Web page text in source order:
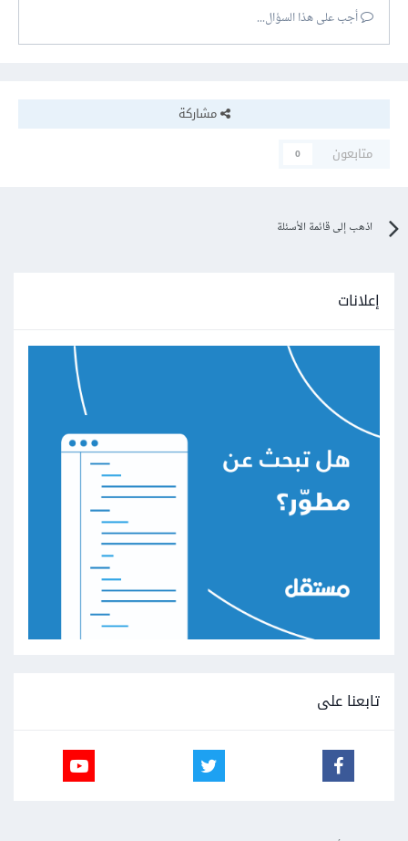
أجب على هذا السؤال...
مشاركة
متابعون
0
اذهب إلى قائمة الأسئلة
إعلانات
تابعنا على